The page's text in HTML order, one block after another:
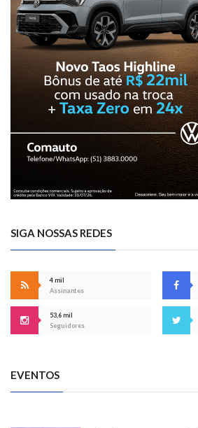
SIGA NOSSAS REDES
4 mil
Assinantes
53,6 mil
Seguidores
EVENTOS